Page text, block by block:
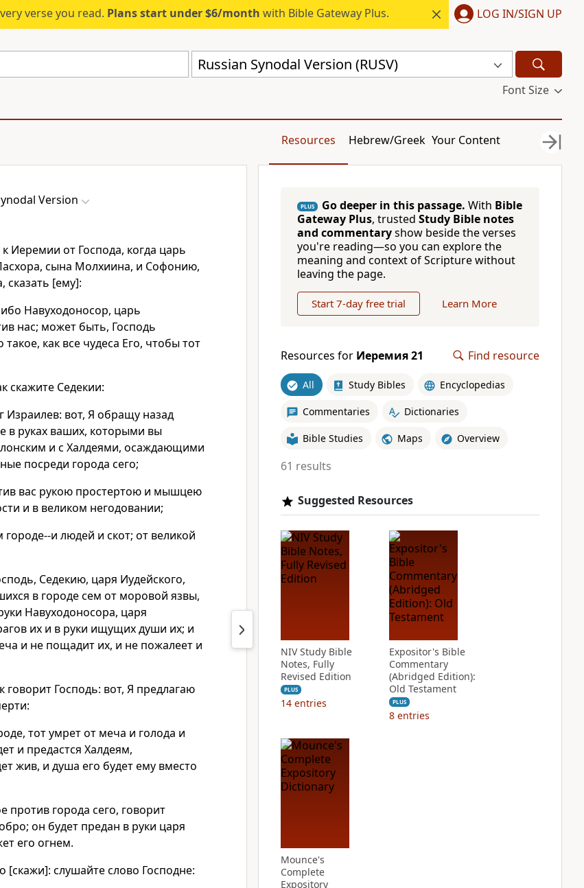
verse you read. Plans start under $6/month with Bible Gateway Plus. LOG IN/SIGN UP
Russian Synodal Version (RUSV)
Font Size
Resources Hebrew/Greek Your Content
Version
Иеремии от Господа, когда царь
сына Молхиина, и Софонию,
[ему]:
Навуходоносор, царь
нас; может быть, Господь
как все чудеса Его, чтобы тот
скажите Седекии:
Израилев: вот, Я обращу назад
в руках ваших, которыми вы
и с Халдеями, осаждающими
посреди города сего;
вас рукою простертою и мышцею
и в великом негодовании;
и людей и скот; от великой
Седекию, царя Иудейского,
в городе сем от моровой язвы,
Навуходоносора, царя
их и в руки ищущих души их; и
и не пощадит их, и не пожалеет и
говорит Господь: вот, Я предлагаю
тот умрет от меча и голода и
и предастся Халдеям,
жив, и душа его будет ему вместо
против города сего, говорит
он будет предан в руки царя
его огнем.
[скажи]: слушайте слово Господне:
PLUS Go deeper in this passage. With Bible
Gateway Plus, trusted Study Bible notes
and commentaryshow beside the verses
you're reading—so you can explore the
meaning and context of Scripture without
leaving the page.
Start 7-day free trial Learn More
Resources for Иеремия 21 Find resource
All Study Bibles Encyclopedias
Commentaries Dictionaries
Bible Studies Maps Overview
61 results
Suggested Resources
NIV Study Bible
Notes, Fully
Revised Edition
PLUS
14 entries
Expositor's Bible
Commentary
(Abridged Edition):
Old Testament
PLUS
8 entries
Mounce's
Complete
Expository